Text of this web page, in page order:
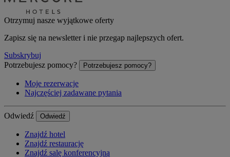
Otrzymuj nasze wyjątkowe oferty
Zapisz się na newsletter i nie przegap najlepszych ofert.
Subskrybuj
Potrzebujesz pomocy?
Potrzebujesz pomocy?
Moje rezerwacje
Najczęściej zadawane pytania
Odwiedź Odwiedź
Znajdź hotel
Znajdź restaurację
Znajdź salę konferencyjną